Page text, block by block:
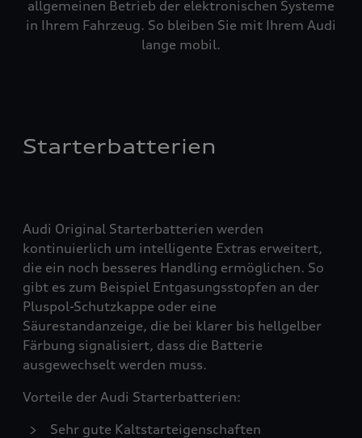
allgemeinen Betrieb der elektronischen Systeme
in Ihrem Fahrzeug. So bleiben Sie mit Ihrem Audi
lange mobil.
Starterbatterien
Audi Original Starterbatterien werden
kontinuierlich um intelligente Extras erweitert,
die ein noch besseres Handling ermöglichen. So
gibt es zum Beispiel Entgasungsstopfen an der
Pluspol-Schutzkappe oder eine
Säurestandanzeige, die bei klarer bis hellgelber
Färbung signalisiert, dass die Batterie
ausgewechselt werden muss.
Vorteile der Audi Starterbatterien:
Sehr gute Kaltstarteigenschaften